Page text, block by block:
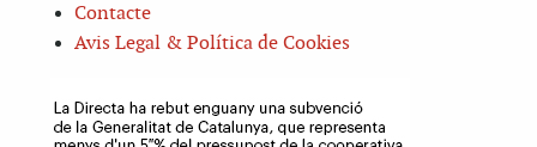
Contacte
Avis Legal & Política de Cookies